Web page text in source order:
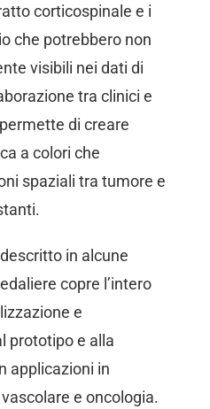
corticospinale e i
che potrebbero non
visibili nei dati di
tra clinici e
di creare
a colori che
spaziali tra tumore e
in alcune
copre l’intero
e
prototipo e alla
applicazioni in
e oncologia.